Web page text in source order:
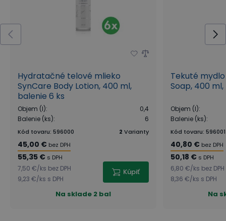
Hydratačné telové mlieko
SynCare Body Lotion, 400 ml,
balenie 6 ks
Objem (l):
0,4
Balenie (ks): 6
Kód tovaru: 596000 2 Varianty
45,00 € bez DPH
55,35 € s DPH
7,50 €/ks bez DPH
9,23 €/ks s DPH
Kúpiť
Na sklade 2 bal
Tekuté mydlo
Soap, 400
Objem (l):
Balenie (ks):
Kód tovaru: 596001
40,80 € bez DPH
50,18 € s DPH
6,80 €/ks bez DPH
8,36 €/ks s DPH
Na